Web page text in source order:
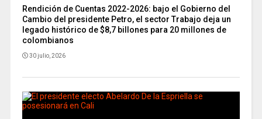
Rendición de Cuentas 2022-2026: bajo el Gobierno del
Cambio del presidente Petro, el sector Trabajo deja un
legado histórico de $8,7 billones para 20 millones de
colombianos
30 julio, 2026